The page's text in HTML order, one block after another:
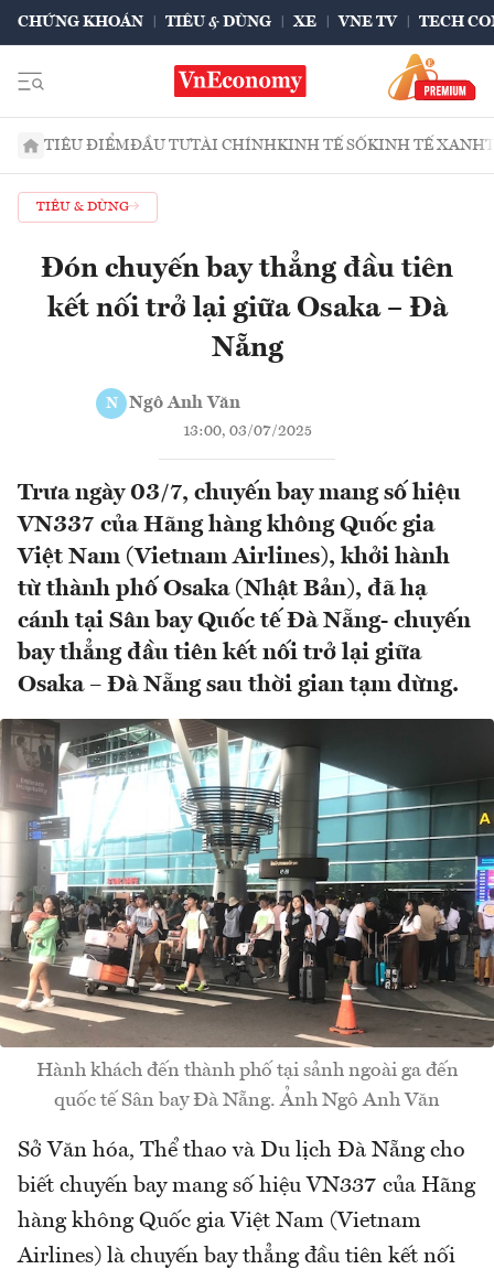
CHỨNG KHOÁN TIÊU & DÙNG XE VNE TV TECH
TIÊU ĐIỂMĐẦU TƯTÀI CHÍNHKINH TẾ SỐKINH TẾ XANH
TIÊU & DÙNG
Đón chuyến bay thẳng đầu tiên
kết nối trở lại giữa Osaka – Đà
Nẵng
N Ngô Anh Văn
13:00, 03/07/2025
Trưa ngày 03/7, chuyến bay mang số hiệu
VN337 của Hãng hàng không Quốc gia
Việt Nam (Vietnam Airlines), khởi hành
từ thành phố Osaka (Nhật Bản), đã hạ
cánh tại Sân bay Quốc tế Đà Nẵng- chuyến
bay thẳng đầu tiên kết nối trở lại giữa
Osaka – Đà Nẵng sau thời gian tạm dừng.
Hành khách đến thành phố tại sảnh ngoài ga đến
quốc tế Sân bay Đà Nẵng. Ảnh Ngô Anh Văn
Sở Văn hóa, Thể thao và Du lịch Đà Nẵng cho
biết chuyến bay mang số hiệu VN337 của Hãng
hàng không Quốc gia Việt Nam (Vietnam
Airlines) là chuyến bay thẳng đầu tiên kết nối